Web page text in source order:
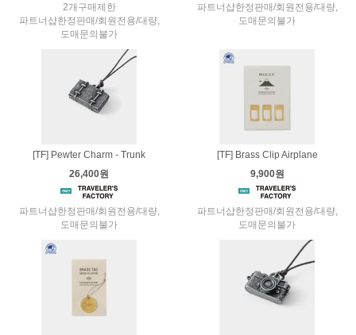
2개구매제한
파트너샵한정판매/회원전용/대량,
도매문의불가
파트너샵한정판매/회원전용/대량,
도매문의불가
[TF] Pewter Charm - Trunk
26,400원
파트너샵한정판매/회원전용/대량,
도매문의불가
[TF] Brass Clip Airplane
9,900원
파트너샵한정판매/회원전용/대량,
도매문의불가